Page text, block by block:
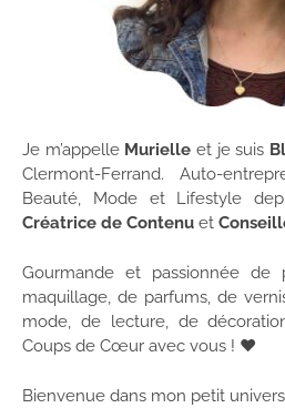
Je m’appelle Murielle et je suis
Clermont-Ferrand. Auto-
Beauté, Mode et Lifestyle
Créatrice de Contenu et
Gourmande et passionnée de
maquillage, de parfums, de
mode, de lecture, de
Coups de Cœur avec vous ! ♥
Bienvenue dans mon petit